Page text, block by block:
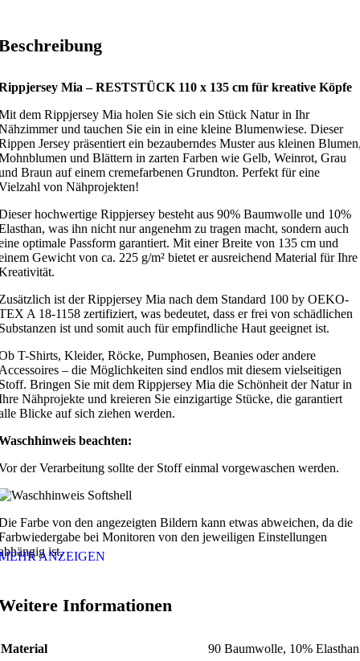
Mia – RESTSTÜCK 110 x 135 cm für kreative Köpfe
dem Rippjersey Mia holen Sie sich ein Stück Natur in Ihr
und tauchen Sie ein in eine kleine Blumenwiese. Dieser
Jersey präsentiert ein bezauberndes Muster aus kleinen
und Blättern in zarten Farben wie Gelb, Weinrot, Grau
Braun auf einem cremefarbenen Grundton. Perfekt für eine
von Nähprojekten!
hochwertige Rippjersey besteht aus 90% Baumwolle und 10%
was ihn nicht nur angenehm zu tragen macht, sondern auch
optimale Passform garantiert. Mit einer Breite von 135 cm und
Gewicht von ca. 225 g/m² bietet er ausreichend Material für Ihre
ist der Rippjersey Mia nach dem Standard 100 by OEKO-
A 18-1158 zertifiziert, was bedeutet, dass er frei von schädlichen
ist und somit auch für empfindliche Haut geeignet ist.
T-Shirts, Kleider, Röcke, Pumphosen, Beanies oder andere
– die Möglichkeiten sind endlos mit diesem vielseitigen
Bringen Sie mit dem Rippjersey Mia die Schönheit der Natur in
Nähprojekte und kreieren Sie einzigartige Stücke, die garantiert
Blicke auf sich ziehen werden.
beachten:
der Verarbeitung sollte der Stoff einmal vorgewaschen werden.
Farbe von den angezeigten Bildern kann etwas abweichen, da die
bei Monitoren von den jeweiligen Einstellungen
ist.
ANZEIGEN
Informationen
Material 90 Baumwolle, 10% Elasthan